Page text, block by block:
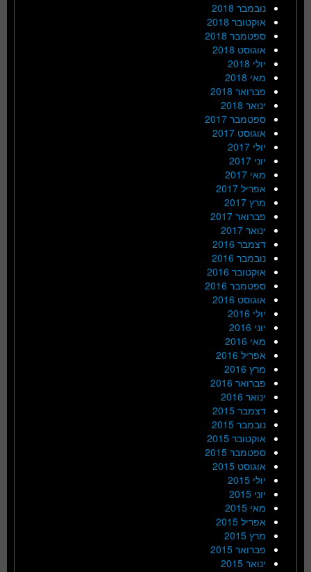
נובמבר 2018
אוקטובר 2018
ספטמבר 2018
אוגוסט 2018
יולי 2018
מאי 2018
פברואר 2018
ינואר 2018
ספטמבר 2017
אוגוסט 2017
יולי 2017
יוני 2017
מאי 2017
אפריל 2017
מרץ 2017
פברואר 2017
ינואר 2017
דצמבר 2016
נובמבר 2016
אוקטובר 2016
ספטמבר 2016
אוגוסט 2016
יולי 2016
יוני 2016
מאי 2016
אפריל 2016
מרץ 2016
פברואר 2016
ינואר 2016
דצמבר 2015
נובמבר 2015
אוקטובר 2015
ספטמבר 2015
אוגוסט 2015
יולי 2015
יוני 2015
מאי 2015
אפריל 2015
מרץ 2015
פברואר 2015
ינואר 2015